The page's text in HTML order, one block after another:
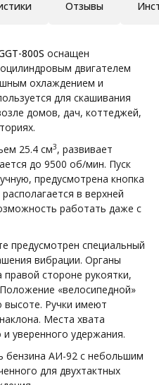
Отзывы
800S оснащен
двигателем
охлаждением и
для скашивания
домов, дач, коттеджей,
25.4 см3, развивает
до 9500 об/мин. Пуск
предусмотрена кнопка
в верхней
работать даже с
предусмотрен специальный
вибрации. Органы
стороне рукоятки,
«велосипедной»
высоте. Ручки имеют
Места хвата
уверенного удержания.
бензина АИ-92 с небольшим
для двухтактных